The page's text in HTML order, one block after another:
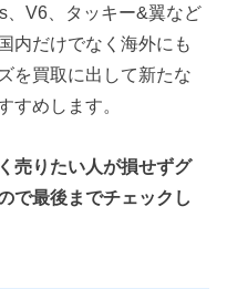
、V6、タッキー&翼など
内だけでなく海外にも
を買取に出して新たな
すめします。
売りたい人が損せずグ
で最後までチェックし